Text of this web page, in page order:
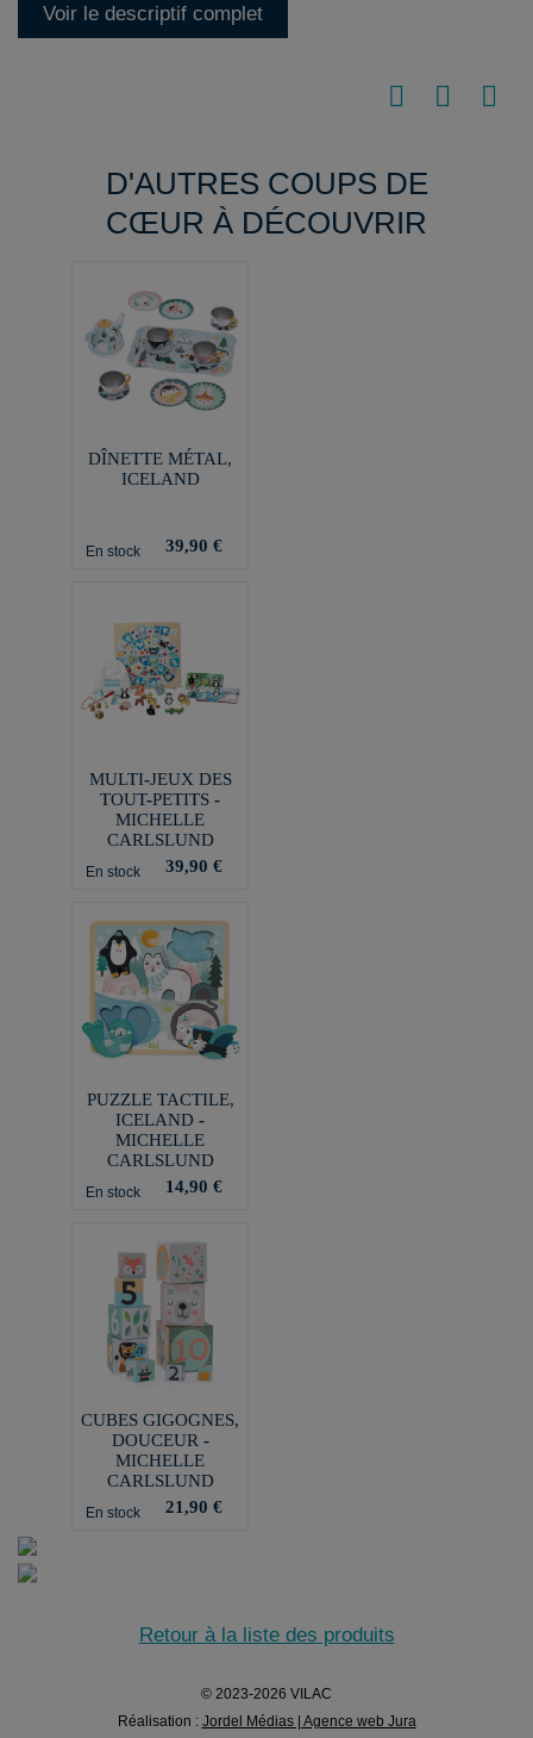
Voir le descriptif complet
D'AUTRES COUPS DE
CŒUR À DÉCOUVRIR
DÎNETTE MÉTAL,
ICELAND
En stock 39,90 €
MULTI-JEUX DES
TOUT-PETITS -
MICHELLE
CARLSLUND
En stock 39,90 €
PUZZLE TACTILE,
ICELAND -
MICHELLE
CARLSLUND
En stock 14,90 €
CUBES GIGOGNES,
DOUCEUR -
MICHELLE
CARLSLUND
En stock 21,90 €
Retour à la liste des produits
© 2023-2026 VILAC
Réalisation : Jordel Médias | Agence web Jura